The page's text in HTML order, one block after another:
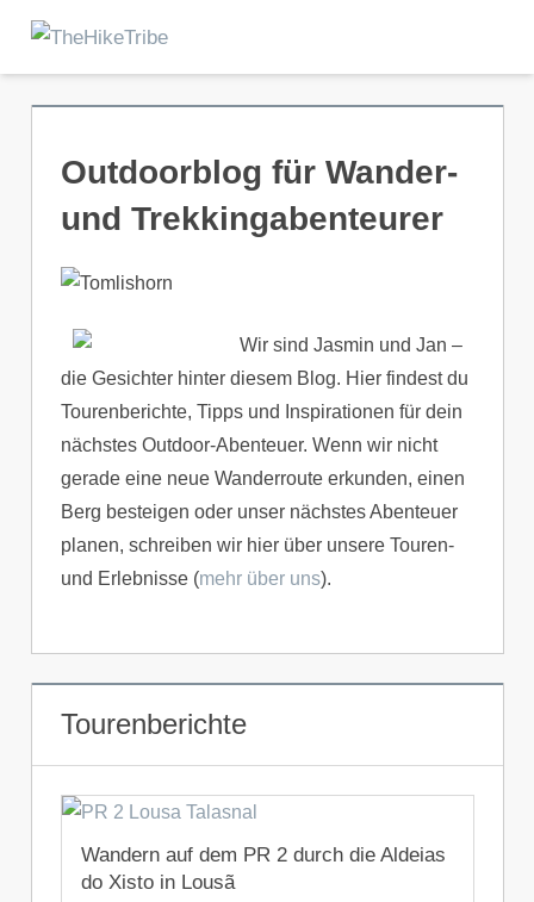
Zum
Outdoorblog für Wander-
und Trekkingabenteurer
Wir sind Jasmin und Jan –
die Gesichter hinter diesem Blog. Hier findest du
Tourenberichte, Tipps und Inspirationen für dein
nächstes Outdoor-Abenteuer. Wenn wir nicht
gerade eine neue Wanderroute erkunden, einen
Berg besteigen oder unser nächstes Abenteuer
planen, schreiben wir hier über unsere Touren-
und Erlebnisse (mehr über uns).
Tourenberichte
Wandern auf dem PR 2 durch die Aldeias
do Xisto in Lousã